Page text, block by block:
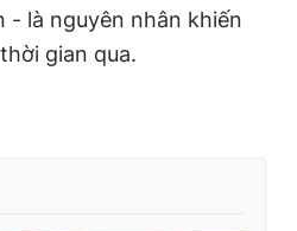
- là nguyên nhân khiến
gian qua.